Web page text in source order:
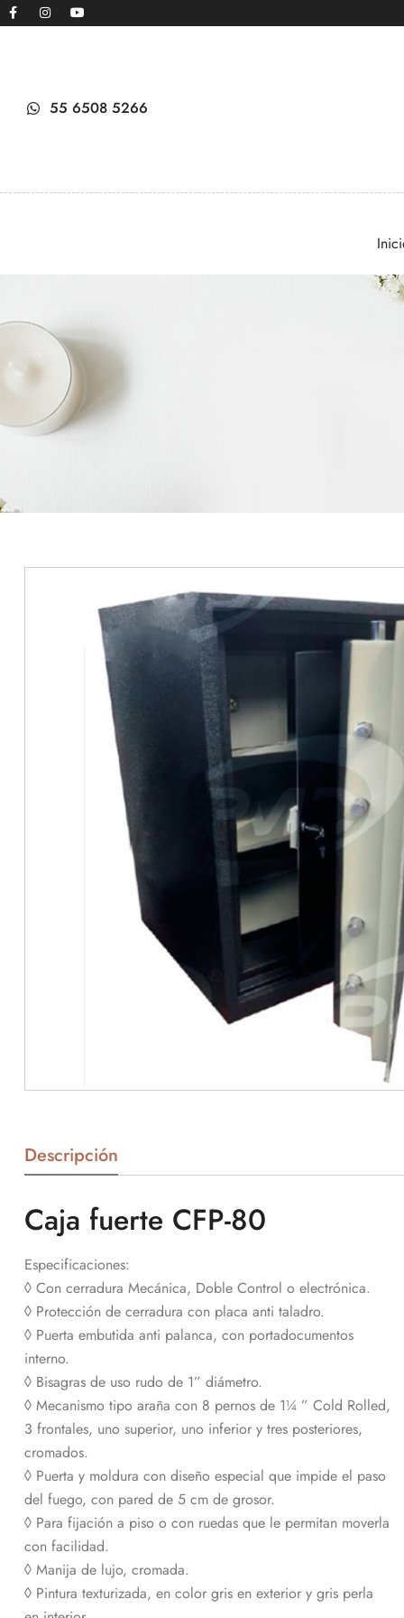
55 6508 5266
Descripción
Caja fuerte CFP-80
Especificaciones:
◊ Con cerradura Mecánica, Doble Control o electrónica.
◊ Protección de cerradura con placa anti taladro.
◊ Puerta embutida anti palanca, con portadocumentos
interno.
◊ Bisagras de uso rudo de 1” diámetro.
◊ Mecanismo tipo araña con 8 pernos de 1¼ ” Cold Rolled,
3 frontales, uno superior, uno inferior y tres posteriores,
cromados.
◊ Puerta y moldura con diseño especial que impide el paso
del fuego, con pared de 5 cm de grosor.
◊ Para fijación a piso o con ruedas que le permitan moverla
con facilidad.
◊ Manija de lujo, cromada.
◊ Pintura texturizada, en color gris en exterior y gris perla